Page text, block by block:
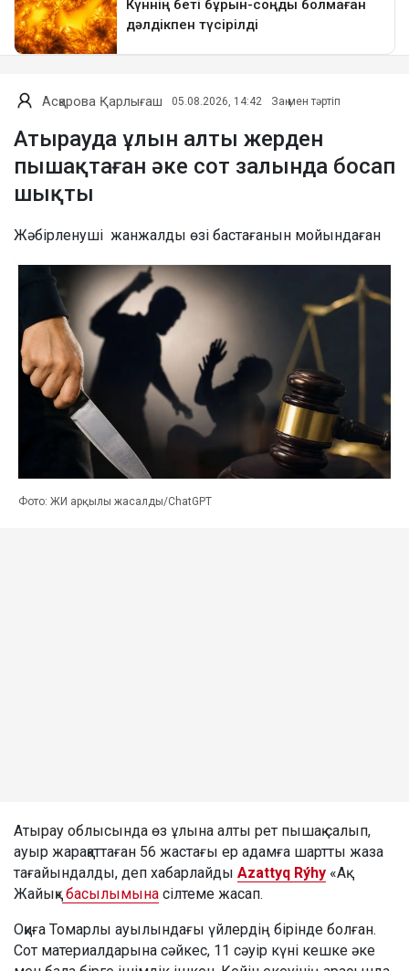
Асқарова Қарлығаш 05.08.2026, 14:42 Заң мен тәртіп
Атырауда ұлын алты жерден
пышақтаған әке сот залында босап
шықты
Жәбірленуші жанжалды өзі бастағанын мойындаған
Фото: ЖИ арқылы жасалды/ChatGPT
Атырау облысында өз ұлына алты рет пышақ салып,
ауыр жарақаттаған 56 жастағы ер адамға шартты жаза
тағайындалды, деп хабарлайды Azattyq Rýhy «Ақ
Жайық»басылымына сілтеме жасап.
Оқиға Томарлы ауылындағы үйлердің бірінде болған.
Сот материалдарына сәйкес, 11 сәуір күні кешке әке